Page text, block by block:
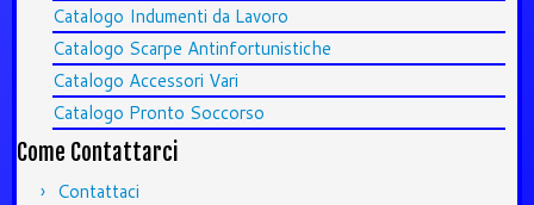
Catalogo Indumenti da Lavoro
Catalogo Scarpe Antinfortunistiche
Catalogo Accessori Vari
Catalogo Pronto Soccorso
Come Contattarci
Contattaci